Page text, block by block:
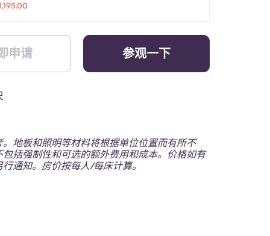
申请 参观一下
地板和照明等材料将根据单位位置而有所不
括强制性和可选的额外费用和成本。价格如有
通知。房价按每人/每床计算。